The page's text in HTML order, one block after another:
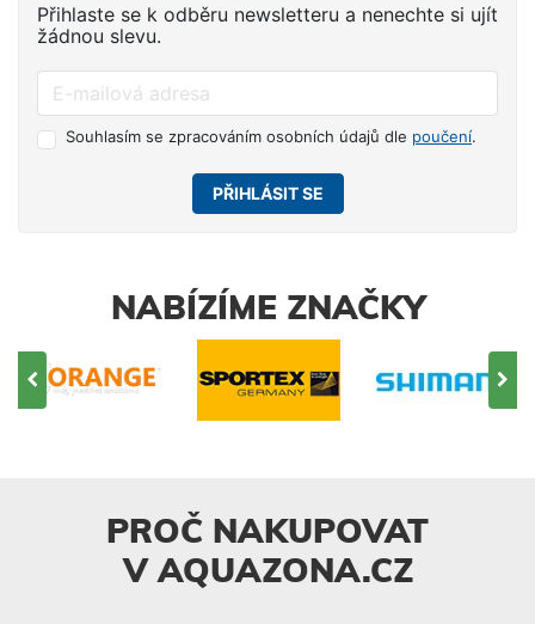
Přihlaste se k odběru newsletteru a nenechte si ujít
žádnou slevu.
Souhlasím se zpracováním osobních údajů dle poučení.
PŘIHLÁSIT SE
NABÍZÍME ZNAČKY
PROČ NAKUPOVAT
V AQUAZONA.CZ